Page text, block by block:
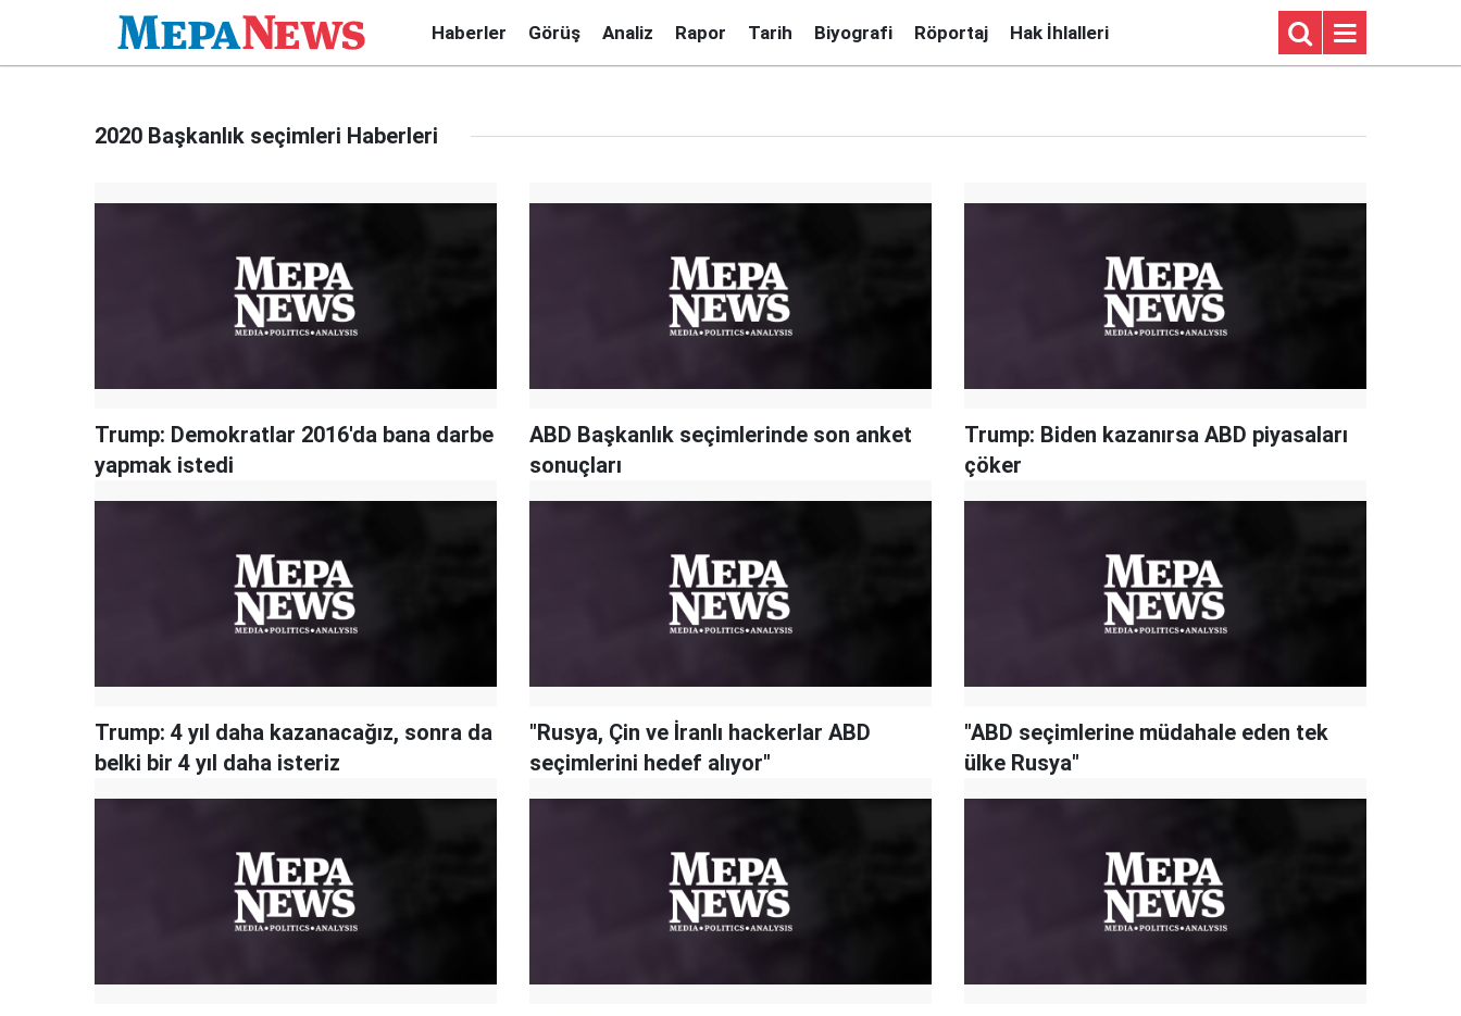
Haberler Görüş Analiz Rapor Tarih Biyografi Röportaj Hak İhlalleri
2020 Başkanlık seçimleri Haberleri
Trump: Demokratlar 2016'da bana darbe
yapmak istedi
ABD Başkanlık seçimlerinde son anket
sonuçları
Trump: Biden kazanırsa ABD piyasaları
çöker
Trump: 4 yıl daha kazanacağız, sonra da
belki bir 4 yıl daha isteriz
"Rusya, Çin ve İranlı hackerlar ABD
seçimlerini hedef alıyor"
"ABD seçimlerine müdahale eden tek
ülke Rusya"